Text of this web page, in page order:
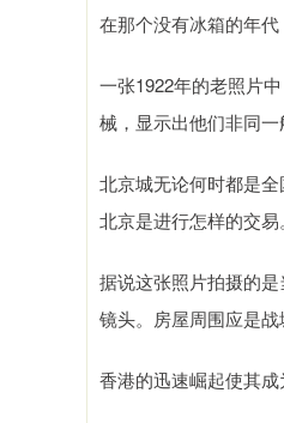
在那个没有冰箱的年代
一张1922年的老照片
械，显示出他们非同一
北京城无论何时都是
北京是进行怎样的交易。
据说这张照片拍摄的
镜头。房屋周围应是战
香港的迅速崛起使其